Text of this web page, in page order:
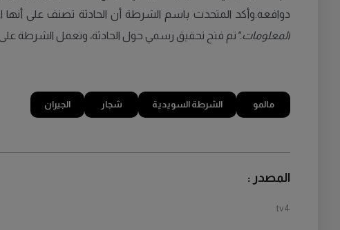
دوافعه.وأكد المتحدث باسم الشرطة أن الحادثة تصنف على أنها
المعلومات." تم فتح تحقيق رسمي حول الحادثة، وتعمل الشرطة على
مالمو الشرطة السويدية شجار الجيران
المصدر :
tv4